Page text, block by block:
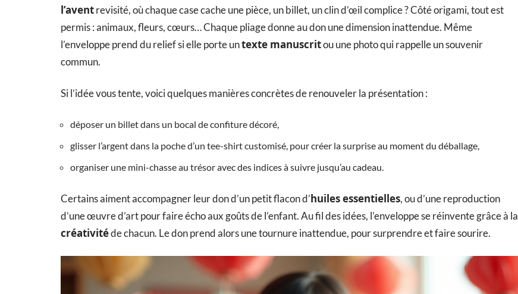
l’aventrevisité, où chaque case cache une pièce, un billet, un clin d’œil complice ? Côté origami, tout est
permis : animaux, fleurs, cœurs… Chaque pliage donne au don une dimension inattendue. Même
l’enveloppe prend du relief si elle porte untexte manuscritou une photo qui rappelle un souvenir
commun.
Si l’idée vous tente, voici quelques manières concrètes de renouveler la présentation :
déposer un billet dans un bocal de confiture décoré,
glisser l’argent dans la poche d’un tee-shirt customisé, pour créer la surprise au moment du déballage,
organiser une mini-chasse au trésor avec des indices à suivre jusqu’au cadeau.
Certains aiment accompagner leur don d’un petit flacon d’huiles essentielles, ou d’une reproduction
d’une œuvre d’art pour faire écho aux goûts de l’enfant. Au fil des idées, l’enveloppe se réinvente grâce à la
créativitéde chacun. Le don prend alors une tournure inattendue, pour surprendre et faire sourire.